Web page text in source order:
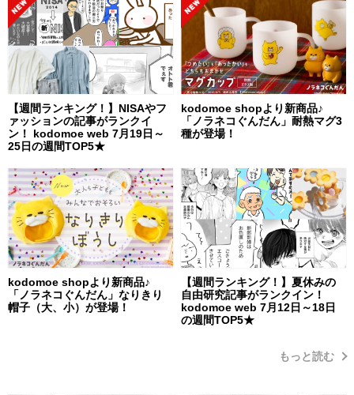
【週間ランキング！】NISAやフ
ァッションの記事がランクイ
ン！ kodomoe web 7月19日～
25日の週間TOP5★
kodomoe shopより新商品♪
「ノラネコぐんだん」耐熱マグ3
種が登場！
kodomoe shopより新商品♪
「ノラネコぐんだん」なりきり
帽子（大、小）が登場！
【週間ランキング！】夏休みの
自由研究記事がランクイン！
kodomoe web 7月12日～18日
の週間TOP5★
もっと読む